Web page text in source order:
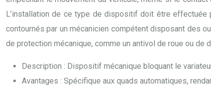
L’installation de ce type de dispositif doit être effectuée
contournés par un mécanicien compétent disposant des
de protection mécanique, comme un antivol de roue ou
Description : Dispositif mécanique bloquant le
Avantages : Spécifique aux quads automatiques,